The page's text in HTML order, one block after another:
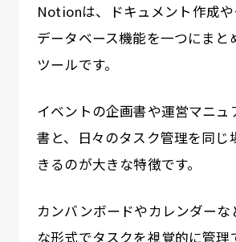
Notionは、ドキュメント作成や
データベース機能を一つにまと
ツールです。
イベントの企画書や運営マニュ
書と、日々のタスク管理を同じ
きるのが大きな特徴です。
カンバンボードやカレンダーな
な形式でタスクを視覚的に管理